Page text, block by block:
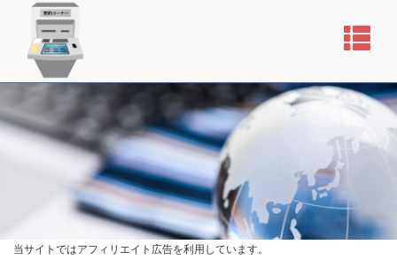
当サイトではアフィリエイト広告を利用しています。